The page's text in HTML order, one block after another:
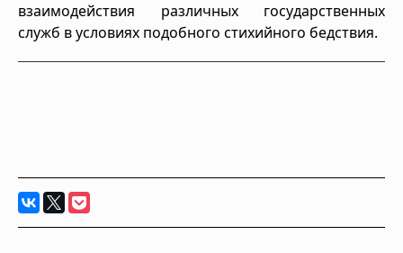
взаимодействия различных государственных
служб в условиях подобного стихийного бедствия.